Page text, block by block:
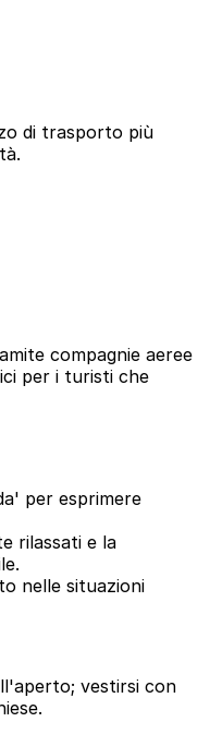
di trasporto più
compagnie aeree
per i turisti che
per esprimere
rilassati e la
nelle situazioni
vestirsi con